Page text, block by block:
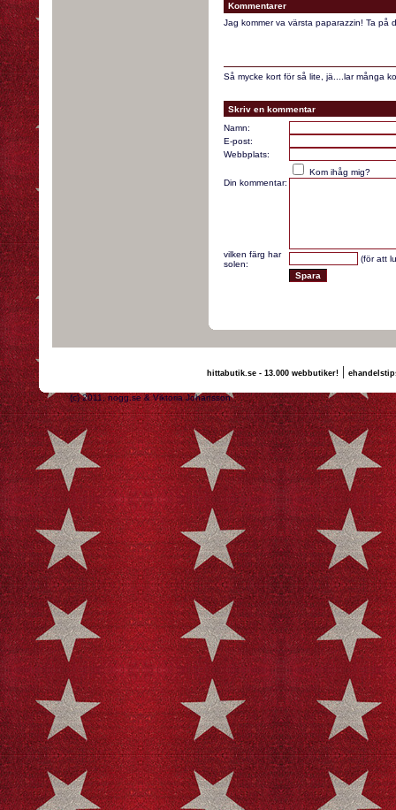
Kommentarer
Jag kommer va värsta paparazzin! Ta på
Så mycke kort för så lite, jä....lar många
Skriv en kommentar
Namn:
E-post:
Webbplats:
Kom ihåg mig?
Din kommentar:
vilken färg har
solen:
(för att
hittabutik.se - 13.000 webbutiker!|
(c) 2011, nogg.se & Viktoria Johansson